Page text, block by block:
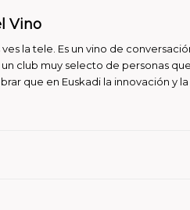
Vino
la tele. Es un vino de
club muy selecto de personas
que en Euskadi la innovación y la